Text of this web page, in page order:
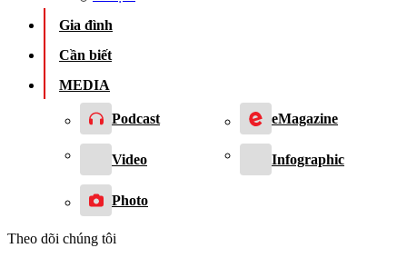
Gia đình
Cần biết
MEDIA
Podcast eMagazine
Video Infographic
Photo
Theo dõi chúng tôi